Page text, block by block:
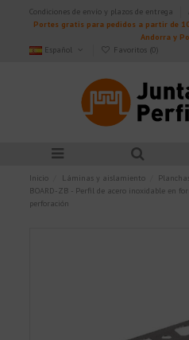
Condiciones de envío y plazos de entrega
Portes gratis para pedidos a partir de
Andorra y
Español
Favoritos (0)
Inicio Láminas y aislamiento
BOARD-ZB - Perfil de acero inoxidable en
perforación